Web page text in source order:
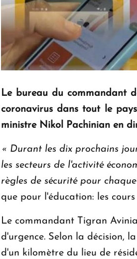
Le bureau du commandant
coronavirus dans tout le
ministre Nikol Pachinian en
« Durant les dix prochains
les secteurs de l'activité
règles de sécurité pour
que pour l'éducation: les
Le commandant Tigran
d'urgence. Selon la décision,
d'un kilomètre du lieu de